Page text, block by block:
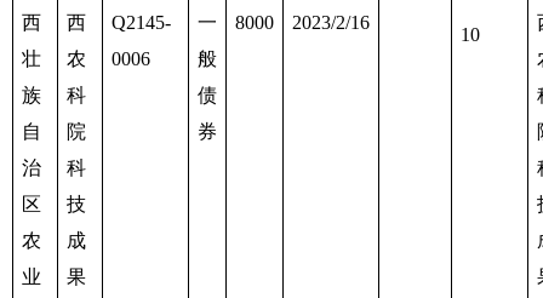
西
壮
族
自
治
区
农
业
西
农
科
院
科
技
成
果
Q2145-
0006
一
般
债
券
8000 2023/2/16
10